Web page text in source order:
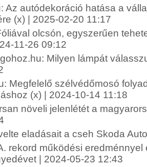
Az autódekoráció hatása a
(x) | 2025-02-20 11:17
olcsón, egyszerűen
11-26 09:12
Milyen lámpát
Megfelelő szélvédőmosó
(x) | 2024-10-14 11:18
növeli jelenlétét a
eladásait a cseh Skoda
rekord működési
| 2024-05-23 12:43